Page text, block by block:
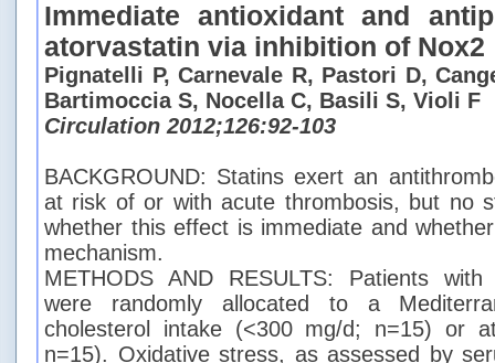
Immediate antioxidant and
atorvastatin via inhibition of Nox2
Pignatelli P, Carnevale R, Pastori D,
Bartimoccia S, Nocella C, Basili S, Violi F
Circulation 2012;126:92-103
BACKGROUND: Statins exert an
at risk of or with acute thrombosis, but no
whether this effect is immediate and
mechanism.
METHODS AND RESULTS: Patients with
were randomly allocated to a
cholesterol intake (<300 mg/d; n=15) or
n=15). Oxidative stress, as assessed by